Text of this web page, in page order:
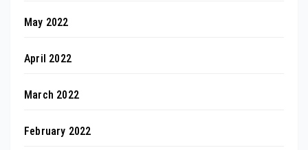
May 2022
April 2022
March 2022
February 2022